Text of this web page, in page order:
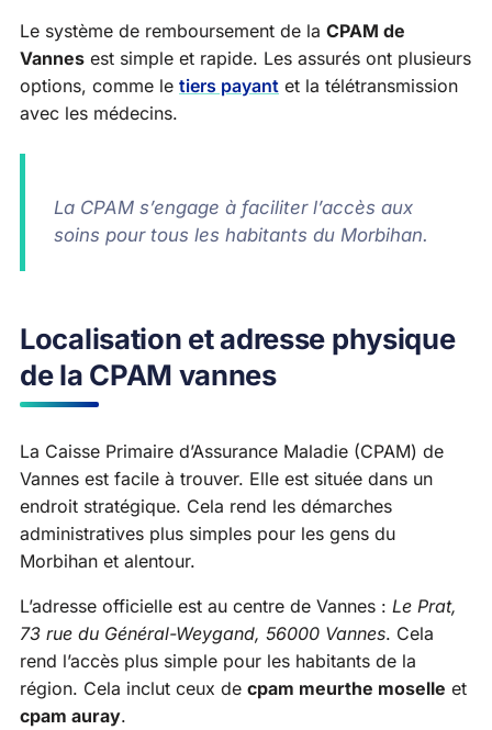
Le système de remboursement de la CPAM de
Vannes est simple et rapide. Les assurés ont plusieurs
options, comme le tiers payant et la télétransmission
avec les médecins.
La CPAM s’engage à faciliter l’accès aux
soins pour tous les habitants du Morbihan.
Localisation et adresse physique
de la CPAM vannes
La Caisse Primaire d’Assurance Maladie (CPAM) de
Vannes est facile à trouver. Elle est située dans un
endroit stratégique. Cela rend les démarches
administratives plus simples pour les gens du
Morbihan et alentour.
L’adresse officielle est au centre de Vannes : Le Prat,
73 rue du Général-Weygand, 56000 Vannes. Cela
rend l’accès plus simple pour les habitants de la
région. Cela inclut ceux de cpam meurthe moselle et
cpam auray.